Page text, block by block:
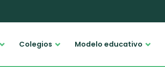
Colegios Modelo educativo